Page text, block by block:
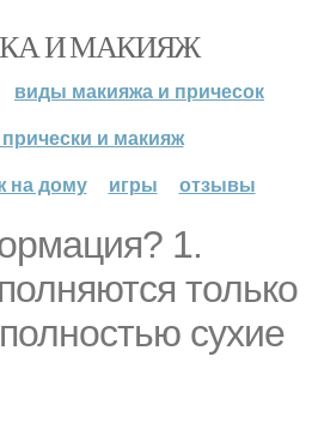
И МАКИЯЖ
виды макияжа и причесок
прически и макияж
на дому
игры отзывы
1.
только
сухие